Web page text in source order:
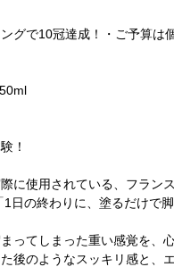
グで10冠達成！・ご予算は
！
に使用されている、フラン
日の終わりに、塗るだけで脚
ってしまった重い感覚を、
後のようなスッキリ感と、